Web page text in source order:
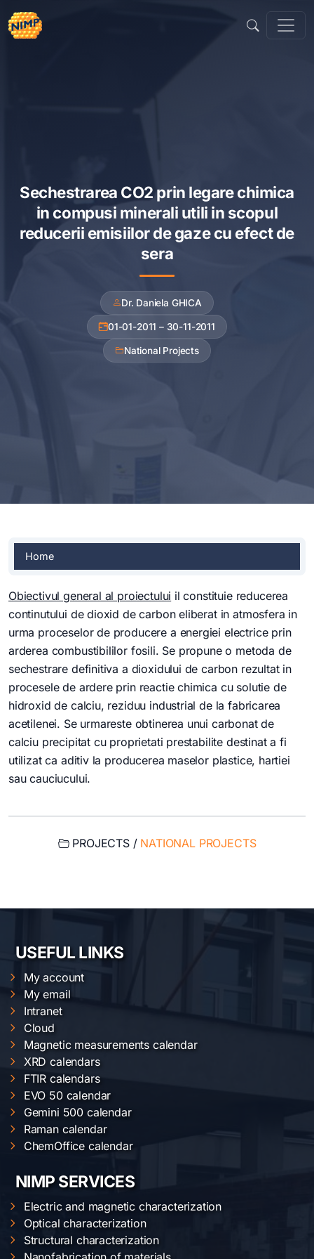
to
content
Sechestrarea CO2 prin legare chimica
in compusi minerali utili in scopul
reducerii emisiilor de gaze cu efect de
sera
Dr. Daniela GHICA
01-01-2011 – 30-11-2011
National Projects
Home
Obiectivul general al proiectului il constituie reducerea
continutului de dioxid de carbon eliberat in atmosfera in
urma proceselor de producere a energiei electrice prin
arderea combustibililor fosili. Se propune o metoda de
sechestrare definitiva a dioxidului de carbon rezultat in
procesele de ardere prin reactie chimica cu solutie de
hidroxid de calciu, reziduu industrial de la fabricarea
acetilenei. Se urmareste obtinerea unui carbonat de
calciu precipitat cu proprietati prestabilite destinat a fi
utilizat ca aditiv la producerea maselor plastice, hartiei
sau cauciucului.
PROJECTS / NATIONAL PROJECTS
USEFUL LINKS
My account
My email
Intranet
Cloud
Magnetic measurements calendar
XRD calendars
FTIR calendars
EVO 50 calendar
Gemini 500 calendar
Raman calendar
ChemOffice calendar
NIMP SERVICES
Electric and magnetic characterization
Optical characterization
Structural characterization